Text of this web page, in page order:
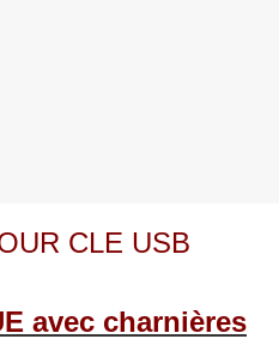
CLE USB
avec charnières